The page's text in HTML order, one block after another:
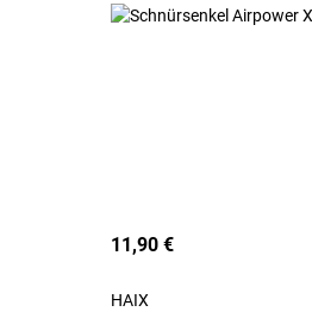
11,90 €
HAIX